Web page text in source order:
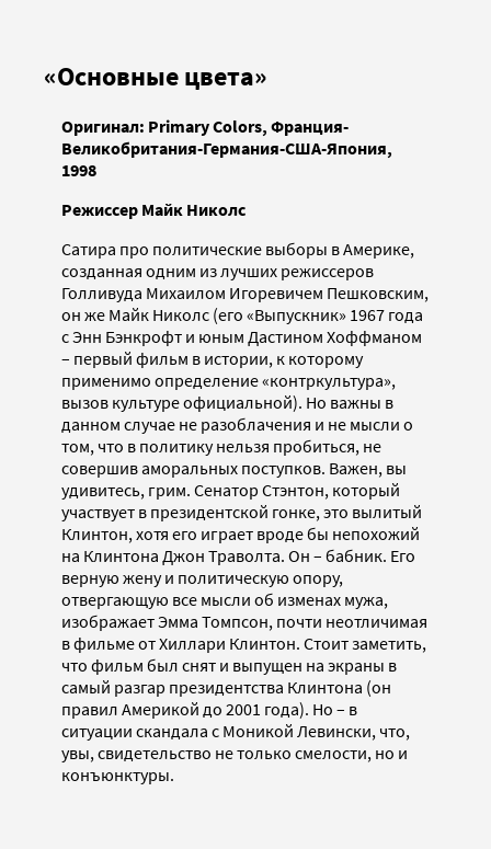
«Основные цвета»
Оригинал: PrimaryColors, Франция-
Великобритания-Германия-США-Япония,
1998
Режиссер Майк Николс
Сатира про политические выборы в Америке,
созданная одним из лучших режиссеров
Голливуда Михаилом Игоревичем Пешковским,
он же Майк Николс (его «Выпускник» 1967 года
с Энн Бэнкрофт и юным Дастином Хоффманом
– первый фильм в истории, к которому
применимо определение «контркультура»,
вызов культуре официальной). Но важны в
данном случае не разоблачения и не мысли о
том, что в политику нельзя пробиться, не
совершив аморальных поступков. Важен, вы
удивитесь, грим. Сенатор Стэнтон, который
участвует в президентской гонке, это вылитый
Клинтон, хотя его играет вроде бы непохожий
на Клинтона Джон Траволта. Он – бабник. Его
верную жену и политическую опору,
отвергающую все мысли об изменах мужа,
изображает Эмма Томпсон, почти неотличимая
в фильме от Хиллари Клинтон. Стоит заметить,
что фильм был снят и выпущен на экраны в
самый разгар президентства Клинтона (он
правил Америкой до 2001 года). Но – в
ситуации скандала с Моникой Левински, что,
увы, свидетельство не только смелости, но и
конъюнктуры.